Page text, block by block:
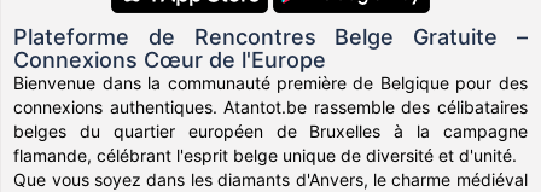
Plateforme de Rencontres Belge Gratuite –
Connexions Cœur de l'Europe
Bienvenue dans la communauté première de Belgique pour des
connexions authentiques. Atantot.be rassemble des célibataires
belges du quartier européen de Bruxelles à la campagne
flamande, célébrant l'esprit belge unique de diversité et d'unité.
Que vous soyez dans les diamants d'Anvers, le charme médiéval